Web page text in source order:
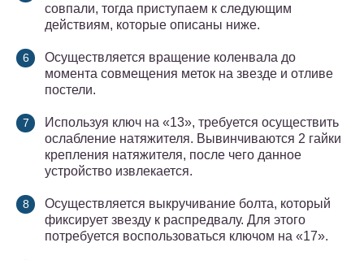
совпали, тогда приступаем к следующим
действиям, которые описаны ниже.
Осуществляется вращение коленвала до
момента совмещения меток на звезде и отливе
постели.
Используя ключ на «13», требуется осуществить
ослабление натяжителя. Вывинчиваются 2 гайки
крепления натяжителя, после чего данное
устройство извлекается.
Осуществляется выкручивание болта, который
фиксирует звезду к распредвалу. Для этого
потребуется воспользоваться ключом на «17».